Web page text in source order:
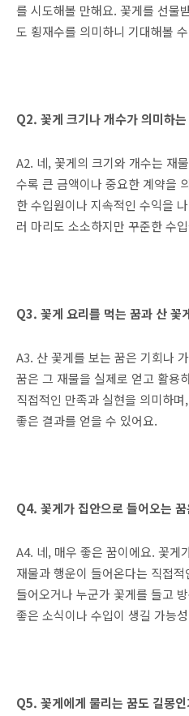
를 시도해볼 만해요. 꽃게를 선물
도 횡재수를 의미하니 기대해볼
Q2. 꽃게 크기나 개수가 의미하
A2. 네, 꽃게의 크기와 개수는 재
수록 큰 금액이나 중요한 계약을
한 수입원이나 지속적인 수익을
러 마리도 소소하지만 꾸준한 수
Q3. 꽃게 요리를 먹는 꿈과 산 꽃
A3. 산 꽃게를 보는 꿈은 기회나
꿈은 그 재물을 실제로 얻고 활용
직접적인 만족과 실현을 의미하
좋은 결과를 얻을 수 있어요.
Q4. 꽃게가 집안으로 들어오는
A4. 네, 매우 좋은 꿈이에요. 꽃게
재물과 행운이 들어온다는 직접
들어오거나 누군가 꽃게를 들고
좋은 소식이나 수입이 생길 가능
Q5. 꽃게에게 물리는 꿈도 길몽